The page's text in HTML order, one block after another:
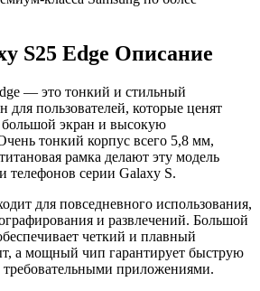
S25 Edge Описание
— это тонкий и стильный
для пользователей, которые ценят
экран и высокую
тонкий корпус всего 5,8 мм,
рамка делают эту модель
телефонов серии Galaxy S.
для повседневного использования,
и развлечений. Большой
четкий и плавный
а мощный чип гарантирует быструю
приложениями.